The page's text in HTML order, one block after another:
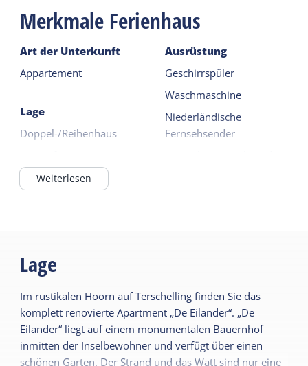
Ladestation für Elektrofahrräder und einen
gemeinsamen Parkplatz für das Auto.
Merkmale Ferienhaus
Art der Unterkunft
Appartement
Lage
Doppel-/Reihenhaus
Im Wald / waldnah
Fußbodenheizung
Zentralheizung
Nichtraucher
WiFi (privat)
Ausrüstung
Geschirrspüler
Waschmaschine
Niederländische
Fernsehsender
Gemeinsame
Einrichtungen
Parkplatz
Weiterlesen
Lage
Im rustikalen Hoorn auf Terschelling finden Sie das
komplett renovierte Apartment „De Eilander“. „De
Eilander“ liegt auf einem monumentalen Bauernhof
inmitten der Inselbewohner und verfügt über einen
schönen Garten. Der Strand und das Watt sind nur eine